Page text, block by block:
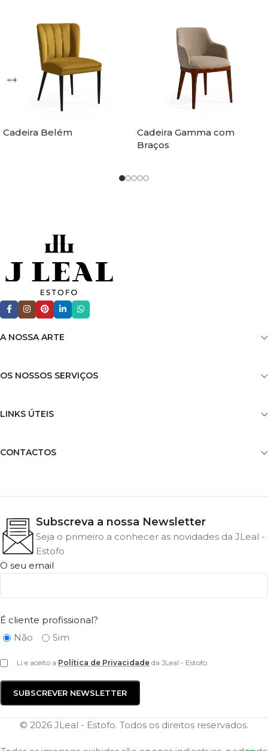
Cadeira Belém
Cadeira Gamma com
Braços
A NOSSA ARTE
OS NOSSOS SERVIÇOS
LINKS ÚTEIS
CONTACTOS
Subscreva a nossa Newsletter
Seja o primeiro a conhecer as novidades da JLeal -
Estofo
O seu email
É cliente profissional?
Não
Sim
Li e aceito a Política de Privacidade da JLeal - Estofo.
© 2026 JLeal - Estofo. Todos os direitos reservados.